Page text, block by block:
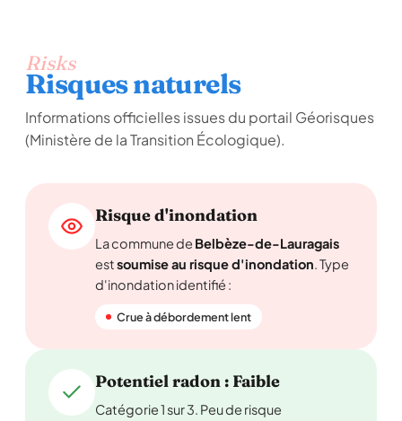
Risks
Risques naturels
Informations officielles issues du portail Géorisques
(Ministère de la Transition Écologique).
Risque d'inondation
La commune de Belbèze-de-Lauragais
estsoumise au risque d'inondation. Type
d'inondation identifié :
Crue à débordement lent
Potentiel radon : Faible
Catégorie 1 sur 3. Peu de risque